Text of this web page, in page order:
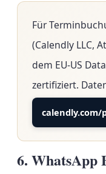
Für
(Calendly LLC,
dem EU-US
zertifiziert.
calendly.com/
6. WhatsApp